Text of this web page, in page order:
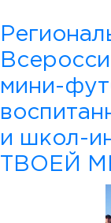
мини-
и школ-
ТВОЕЙ